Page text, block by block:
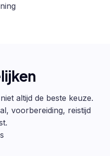
altijd de beste keuze.
voorbereiding, reistijd